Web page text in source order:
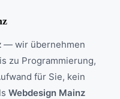
— wir übernehmen
zu Programmierung,
für Sie, kein
Webdesign Mainz